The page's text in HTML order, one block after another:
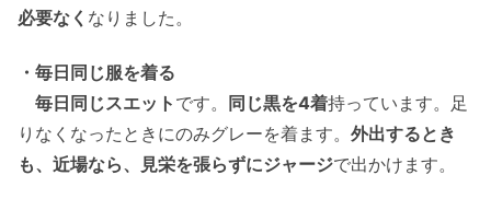
必要なく なりました。
・毎日同じ服を着る
毎日同じスエット です。 同じ黒を4着持っています。足
りなくなったときにのみグレーを着ます。 外出するとき
も、近場なら、見栄を張らずにジャージで出かけます。